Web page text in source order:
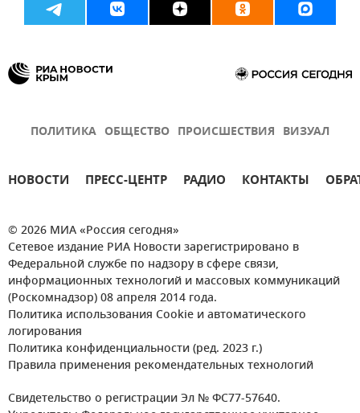
ПОЛИТИКА ОБЩЕСТВО ПРОИСШЕСТВИЯ ВИЗУАЛ
НОВОСТИ ПРЕСС-ЦЕНТР РАДИО КОНТАКТЫ
© 2026 МИА «Россия сегодня»
Сетевое издание РИА Новости зарегистрировано в
Федеральной службе по надзору в сфере связи,
информационных технологий и массовых коммуникаций
(Роскомнадзор) 08 апреля 2014 года.
Политика использования Cookie и автоматического
логирования
Политика конфиденциальности (ред. 2023 г.)
Правила применения рекомендательных технологий
Свидетельство о регистрации Эл № ФС77-57640.